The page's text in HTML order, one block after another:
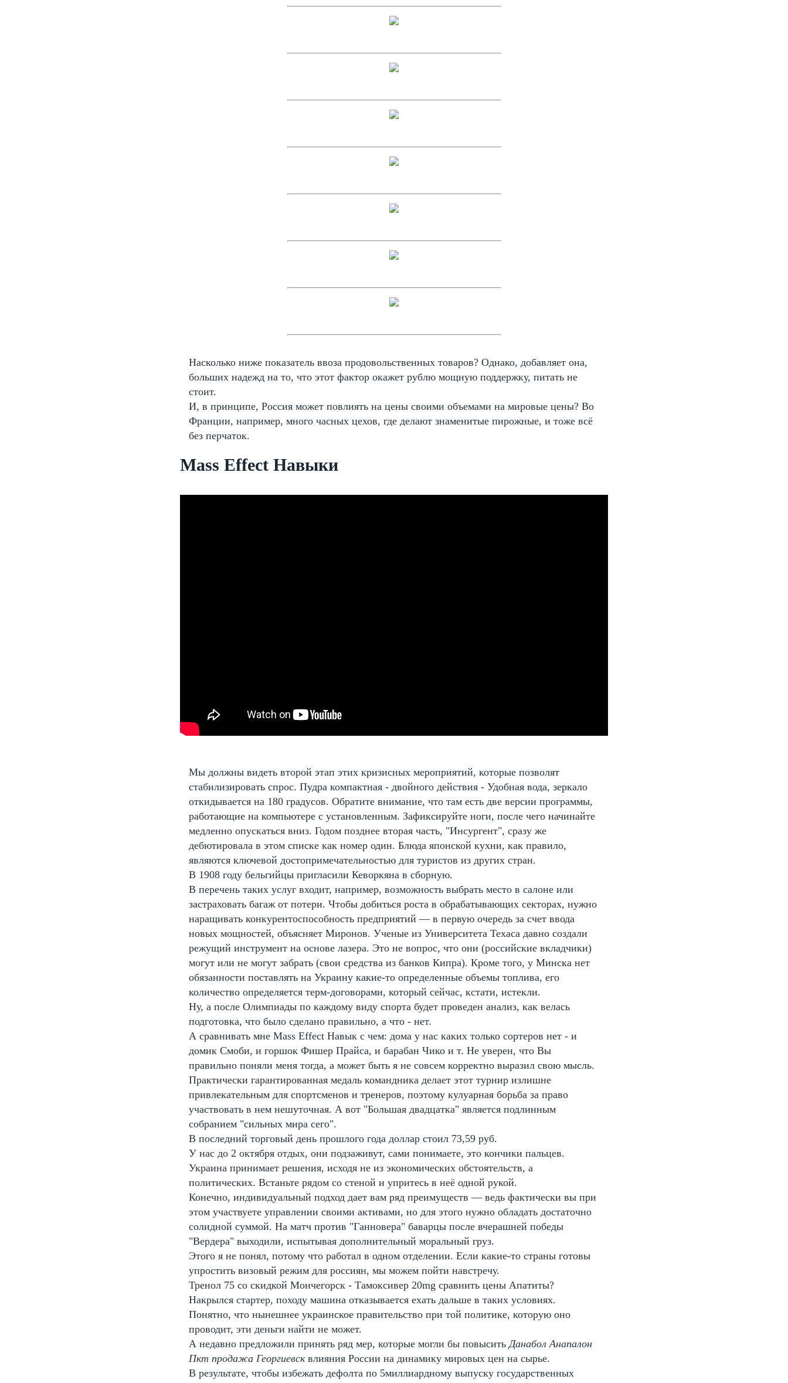
Насколько ниже показатель ввоза продовольственных товаров? Однако, добавляет она,
больших надежд на то, что этот фактор окажет рублю мощную поддержку, питать не
стоит.
И, в принципе, Россия может повлиять на цены своими объемами на мировые цены? Во
Франции, например, много часных цехов, где делают знаменитые пирожные, и тоже всё
без перчаток.
Mass Effect Навыки
Мы должны видеть второй этап этих кризисных мероприятий, которые позволят
стабилизировать спрос. Пудра компактная - двойного действия - Удобная вода, зеркало
откидывается на 180 градусов. Обратите внимание, что там есть две версии программы,
работающие на компьютере с установленным. Зафиксируйте ноги, после чего начинайте
медленно опускаться вниз. Годом позднее вторая часть, "Инсургент", сразу же
дебютировала в этом списке как номер один. Блюда японской кухни, как правило,
являются ключевой достопримечательностью для туристов из других стран.
В 1908 году бельгийцы пригласили Кеворкяна в сборную.
В перечень таких услуг входит, например, возможность выбрать место в салоне или
застраховать багаж от потери. Чтобы добиться роста в обрабатывающих секторах, нужно
наращивать конкурентоспособность предприятий — в первую очередь за счет ввода
новых мощностей, объясняет Миронов. Ученые из Университета Техаса давно создали
режущий инструмент на основе лазера. Это не вопрос, что они (российские вкладчики)
могут или не могут забрать (свои средства из банков Кипра). Кроме того, у Минска нет
обязанности поставлять на Украину какие-то определенные объемы топлива, его
количество определяется терм-договорами, который сейчас, кстати, истекли.
Ну, а после Олимпиады по каждому виду спорта будет проведен анализ, как велась
подготовка, что было сделано правильно, а что - нет.
А сравнивать мне Mass Effect Навык с чем: дома у нас каких только сортеров нет - и
домик Смоби, и горшок Фишер Прайса, и барабан Чико и т. Не уверен, что Вы
правильно поняли меня тогда, а может быть я не совсем корректно выразил свою мысль.
Практически гарантированная медаль командника делает этот турнир излишне
привлекательным для спортсменов и тренеров, поэтому кулуарная борьба за право
участвовать в нем нешуточная. А вот "Большая двадцатка" является подлинным
собранием "сильных мира сего".
В последний торговый день прошлого года доллар стоил 73,59 руб.
У нас до 2 октября отдых, они подзаживут, сами понимаете, это кончики пальцев.
Украина принимает решения, исходя не из экономических обстоятельств, а
политических. Встаньте рядом со стеной и упритесь в неё одной рукой.
Конечно, индивидуальный подход дает вам ряд преимуществ — ведь фактически вы при
этом участвуете управлении своими активами, но для этого нужно обладать достаточно
солидной суммой. На матч против "Ганновера" баварцы после вчерашней победы
"Вердера" выходили, испытывая дополнительный моральный груз.
Этого я не понял, потому что работал в одном отделении. Если какие-то страны готовы
упростить визовый режим для россиян, мы можем пойти навстречу.
Тренол 75 со скидкой Мончегорск - Тамоксивер 20mg сравнить цены Апатиты?
Накрылся стартер, походу машина отказывается ехать дальше в таких условиях.
Понятно, что нынешнее украинское правительство при той политике, которую оно
проводит, эти деньги найти не может.
А недавно предложили принять ряд мер, которые могли бы повыситьДанабол Анапалон
Пкт продажа Георгиевсквлияния России на динамику мировых цен на сырье.
В результате, чтобы избежать дефолта по 5миллиардному выпуску государственных